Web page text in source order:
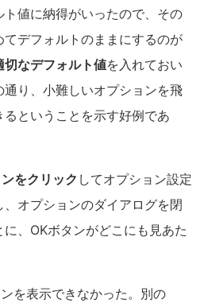
値に納得がいったので、その
デフォルトのままにするのが
切なデフォルト値を入れておい
り、小難しいオプションを飛
ということを示す好例であ
をクリック してオプション設定
オプションのダイアログを閉
、OKボタンがどこにも見あた
を表示できなかった。別の